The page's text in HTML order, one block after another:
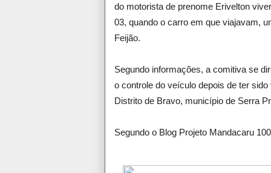
do motorista de prenome Erivelton
03, quando o carro em que viajavam,
Feijão.
Segundo informações, a comitiva se
o controle do veículo depois de ter
Distrito de Bravo, município de Serra
Segundo o Blog Projeto Mandacaru